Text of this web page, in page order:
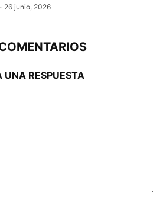
26 junio, 2026
UNA RESPUESTA